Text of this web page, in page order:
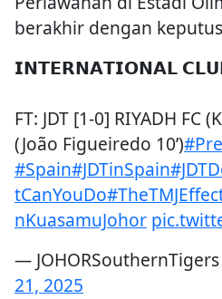
berakhir dengan
𝗜𝗡𝗧𝗘𝗥𝗡𝗔𝗧𝗜𝗢𝗡𝗔𝗟
FT: JDT [1-0] RIYADH FC
(João Figueiredo 10’)
#Spain#JDTinSpain
tCanYouDo
nKuasamuJohor
—
21, 2025